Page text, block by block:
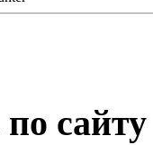
сайту